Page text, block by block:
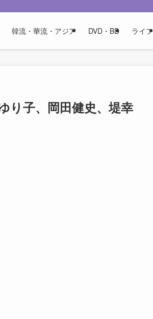
韓流・華流・アジア DVD・BD ライフ
り子、岡田健史、堤幸